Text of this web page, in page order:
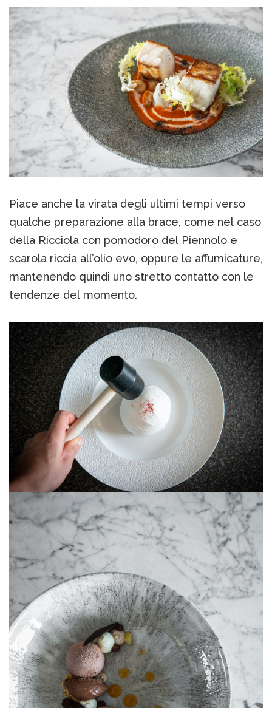
Piace anche la virata degli ultimi tempi verso
qualche preparazione alla brace, come nel caso
della Ricciola con pomodoro del Piennolo e
scarola riccia all’olio evo, oppure le affumicature,
mantenendo quindi uno stretto contatto con le
tendenze del momento.